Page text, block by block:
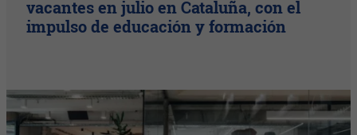
vacantes en julio en Cataluña, con el
impulso de educación y formación